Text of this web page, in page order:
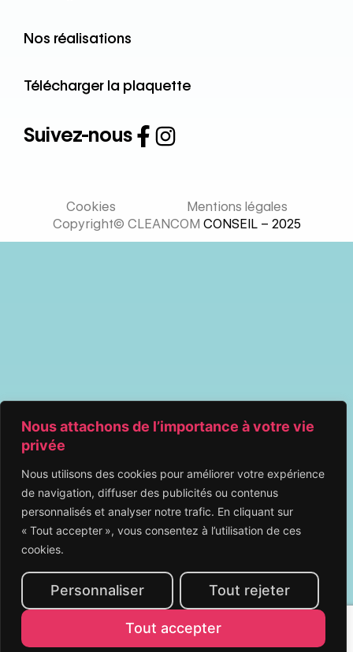
Nous attachons de l’importance à votre vie
privée
Nous utilisons des cookies pour améliorer votre expérience
de navigation, diffuser des publicités ou contenus
personnalisés et analyser notre trafic. En cliquant sur
« Tout accepter », vous consentez à l’utilisation de ces
cookies.
Personnaliser Tout rejeter
Tout accepter
Nos réalisations
Télécharger la plaquette
Suivez-nous
Cookies
Mentions légales
Copyright© CLEANCOM CONSEIL – 2025